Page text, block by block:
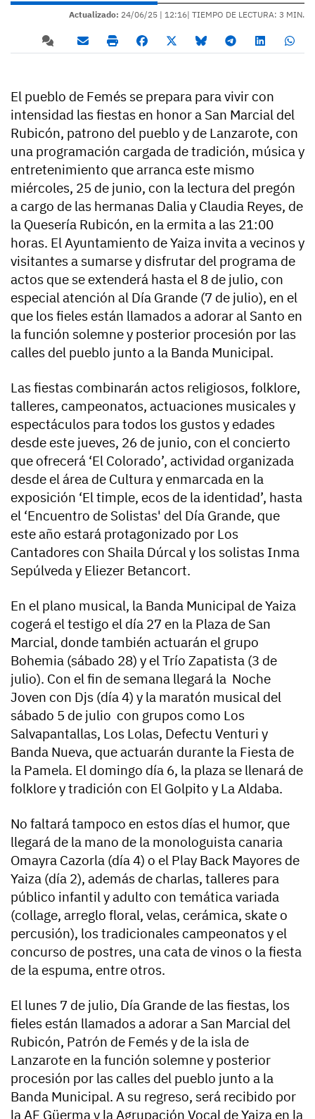
Actualizado: 24/06/25 | 12:16| TIEMPO DE LECTURA: 3 MIN.
El pueblo de Femés se prepara para vivir con
intensidad las fiestas en honor a San Marcial del
Rubicón, patrono del pueblo y de Lanzarote, con
una programación cargada de tradición, música y
entretenimiento que arranca este mismo
miércoles, 25 de junio, con la lectura del pregón
a cargo de las hermanas Dalia y Claudia Reyes, de
la Quesería Rubicón, en la ermita a las 21:00
horas. El Ayuntamiento de Yaiza invita a vecinos y
visitantes a sumarse y disfrutar del programa de
actos que se extenderá hasta el 8 de julio, con
especial atención al Día Grande (7 de julio), en el
que los fieles están llamados a adorar al Santo en
la función solemne y posterior procesión por las
calles del pueblo junto a la Banda Municipal.
Las fiestas combinarán actos religiosos, folklore,
talleres, campeonatos, actuaciones musicales y
espectáculos para todos los gustos y edades
desde este jueves, 26 de junio, con el concierto
que ofrecerá ‘El Colorado’, actividad organizada
desde el área de Cultura y enmarcada en la
exposición ‘El timple, ecos de la identidad’, hasta
el ‘Encuentro de Solistas' del Día Grande, que
este año estará protagonizado por Los
Cantadores con Shaila Dúrcal y los solistas Inma
Sepúlveda y Eliezer Betancort.
En el plano musical, la Banda Municipal de Yaiza
cogerá el testigo el día 27 en la Plaza de San
Marcial, donde también actuarán el grupo
Bohemia (sábado 28) y el Trío Zapatista (3 de
julio). Con el fin de semana llegará la Noche
Joven con Djs (día 4) y la maratón musical del
sábado 5 de julio con grupos como Los
Salvapantallas, Los Lolas, Defectu Venturi y
Banda Nueva, que actuarán durante la Fiesta de
la Pamela. El domingo día 6, la plaza se llenará de
folklore y tradición con El Golpito y La Aldaba.
No faltará tampoco en estos días el humor, que
llegará de la mano de la monologuista canaria
Omayra Cazorla (día 4) o el Play Back Mayores de
Yaiza (día 2), además de charlas, talleres para
público infantil y adulto con temática variada
(collage, arreglo floral, velas, cerámica, skate o
percusión), los tradicionales campeonatos y el
concurso de postres, una cata de vinos o la fiesta
de la espuma, entre otros.
El lunes 7 de julio, Día Grande de las fiestas, los
fieles están llamados a adorar a San Marcial del
Rubicón, Patrón de Femés y de la isla de
Lanzarote en la función solemne y posterior
procesión por las calles del pueblo junto a la
Banda Municipal. A su regreso, será recibido por
la AF Güerma y la Agrupación Vocal de Yaiza en la